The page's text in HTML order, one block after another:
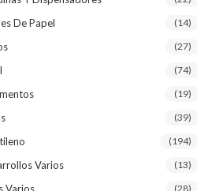
De Papel (14)
(27)
(74)
(19)
(39)
(194)
Varios (13)
(28)